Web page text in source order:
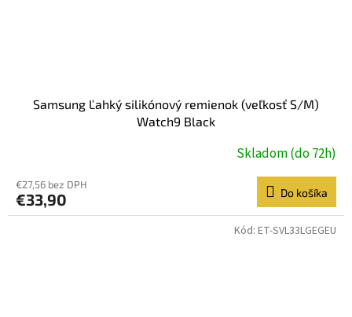
Samsung Ľahký silikónový remienok (veľkosť S/M)
Watch9 Black
Skladom (do 72h)
€27,56 bez DPH
€33,90 Do košíka
Kód: ET-SVL33LGEGEU